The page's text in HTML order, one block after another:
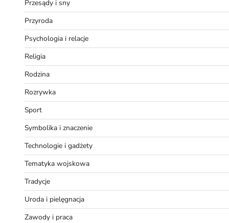
Przesądy i sny
Przyroda
Psychologia i relacje
Religia
Rodzina
Rozrywka
Sport
Symbolika i znaczenie
Technologie i gadżety
Tematyka wojskowa
Tradycje
Uroda i pielęgnacja
Zawody i praca